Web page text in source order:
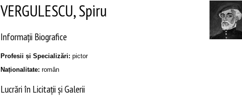
VERGULESCU, Spiru
Informații Biografice
Profesii și Specializări: pictor
Naționalitate: român
Lucrări în Licitații și Galerii